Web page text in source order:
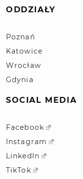
ODDZIAŁY
Poznań
Katowice
Wrocław
Gdynia
SOCIAL MEDIA
Facebook
Instagram
LinkedIn
TikTok